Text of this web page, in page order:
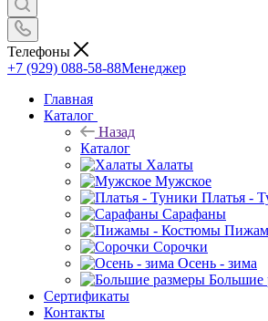
Телефоны
+7 (929) 088-58-88Менеджер
Главная
Каталог
Назад
Каталог
Халаты
Мужское
Платья -
Сарафаны
Сорочки
Oсень - зима
Большие
Сертификаты
Контакты